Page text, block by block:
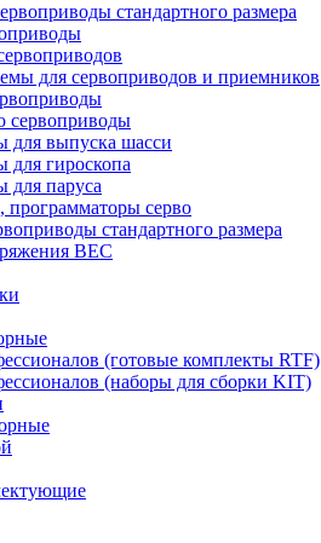
стандартного размера
для сервоприводов и приемников
для выпуска шасси
для гироскопа
для паруса
программаторы серво
стандартного размера
BEC
(готовые комплекты RTF)
(наборы для сборки KIT)